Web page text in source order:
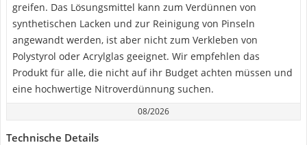
greifen. Das Lösungsmittel kann zum Verdünnen von
synthetischen Lacken und zur Reinigung von Pinseln
angewandt werden, ist aber nicht zum Verkleben von
Polystyrol oder Acrylglas geeignet. Wir empfehlen das
Produkt für alle, die nicht auf ihr Budget achten müssen und
eine hochwertige Nitroverdünnung suchen.
08/2026
Technische Details